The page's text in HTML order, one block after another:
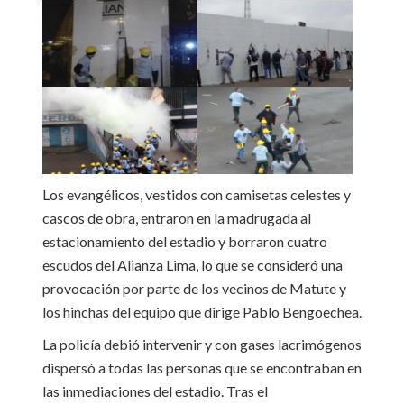
Los evangélicos, vestidos con camisetas celestes y
cascos de obra, entraron en la madrugada al
estacionamiento del estadio y borraron cuatro
escudos del Alianza Lima, lo que se consideró una
provocación por parte de los vecinos de Matute y
los hinchas del equipo que dirige Pablo Bengoechea.
La policía debió intervenir y con gases lacrimógenos
dispersó a todas las personas que se encontraban en
las inmediaciones del estadio. Tras el